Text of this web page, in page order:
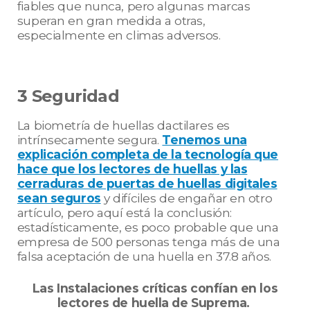
fiables que nunca, pero algunas marcas
superan en gran medida a otras,
especialmente en climas adversos.
3 Seguridad
La biometría de huellas dactilares es
intrínsecamente segura. Tenemos una
explicación completa de la tecnología que
hace que los lectores de huellas y las
cerraduras de puertas de huellas digitales
sean seguros y difíciles de engañar en otro
artículo, pero aquí está la conclusión:
estadísticamente, es poco probable que una
empresa de 500 personas tenga más de una
falsa aceptación de una huella en 37.8 años.
Las Instalaciones críticas confían en los
lectores de huella de Suprema.